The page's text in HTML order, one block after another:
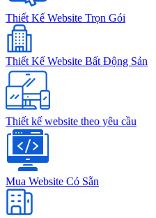
Thiết Kế Website Trọn Gói
Thiết Kế Website Bất Động Sản
Thiết kế website theo yêu cầu
Mua Website Có Sẵn